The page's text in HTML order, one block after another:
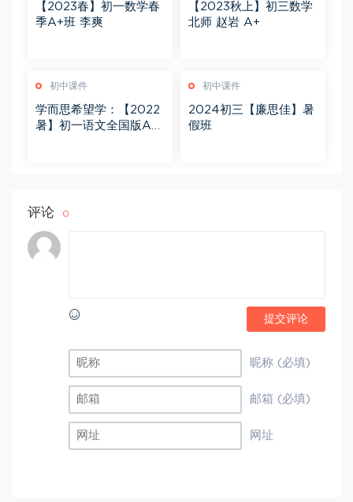
【2023春】初一数学春
季A+班 李爽
【2023秋上】初三数学
北师 赵岩 A+
初中课件
学而思希望学：【2022
暑】初一语文全国版A+
初中课件
2024初三【廉思佳】暑
假班
评论 0
提交评论
昵称 (必填)
邮箱 (必填)
网址